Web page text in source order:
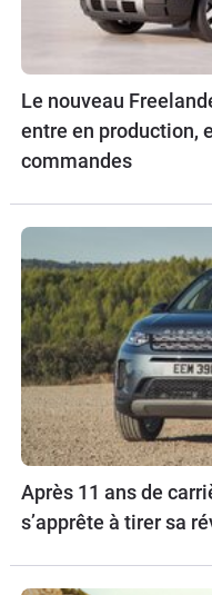
Le nouveau
entre en production,
commandes
Après 11 ans de
s’apprête à tirer sa